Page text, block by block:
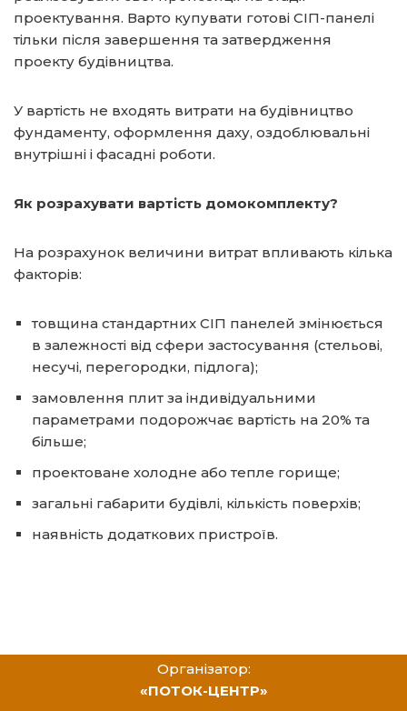
проектування. Варто купувати готові СІП-панелі
тільки після завершення та затвердження
проекту будівництва.
У вартість не входять витрати на будівництво
фундаменту, оформлення даху, оздоблювальні
внутрішні і фасадні роботи.
Як розрахувати вартість домокомплекту?
На розрахунок величини витрат впливають кілька
факторів:
товщина стандартних СІП панелей змінюється
в залежності від сфери застосування (стельові,
несучі, перегородки, підлога);
замовлення плит за індивідуальними
параметрами подорожчає вартість на 20% та
більше;
проектоване холодне або тепле горище;
загальні габарити будівлі, кількість поверхів;
наявність додаткових пристроїв.
Організатор:
«ПОТОК-ЦЕНТР»